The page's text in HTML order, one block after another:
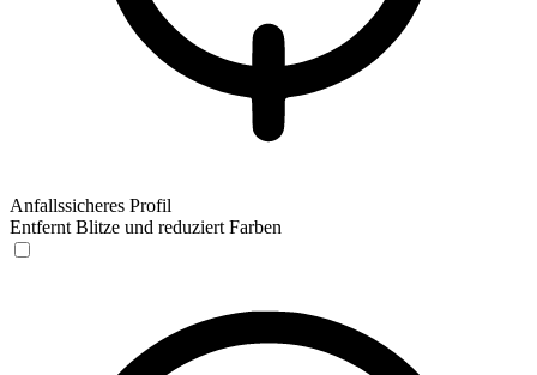
Anfallssicheres Profil
Entfernt Blitze und reduziert Farben